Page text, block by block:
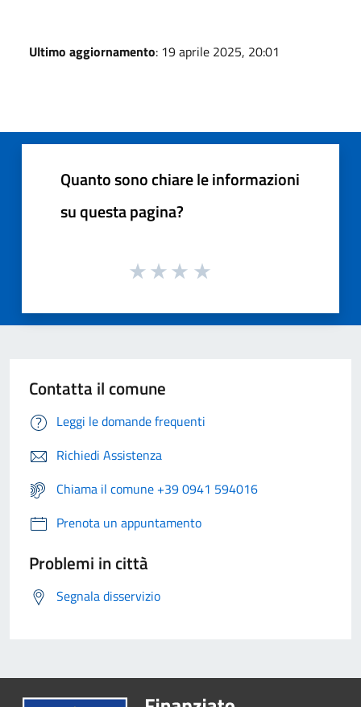
Ultimo aggiornamento: 19 aprile 2025, 20:01
Quanto sono chiare le informazioni
su questa pagina?
Contatta il comune
Leggi le domande frequenti
Richiedi Assistenza
Chiama il comune +39 0941 594016
Prenota un appuntamento
Problemi in città
Segnala disservizio